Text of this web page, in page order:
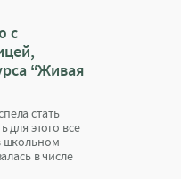
с
“Живая
стать
для этого все
школьном
в числе